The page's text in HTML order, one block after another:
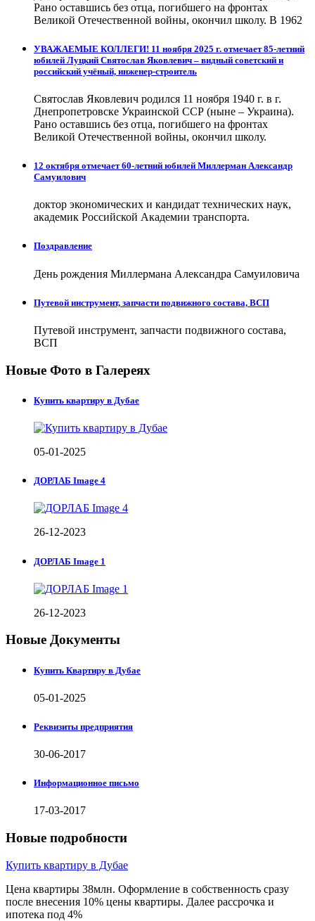
Рано оставшись без отца, погибшего на фронтах
Великой Отечественной войны, окончил школу. В 1962
УВАЖАЕМЫЕ КОЛЛЕГИ! 11 ноября 2025 г. отмечает 85-летний
юбилей Луцкий Святослав Яковлевич – видный советский и
российский учёный, инженер-строитель
Святослав Яковлевич родился 11 ноября 1940 г. в г.
Днепропетровске Украинской ССР (ныне – Украина).
Рано оставшись без отца, погибшего на фронтах
Великой Отечественной войны, окончил школу.
12 октября отмечает 60-летний юбилей Миллерман Александр
Самуилович
доктор экономических и кандидат технических наук,
академик Российской Академии транспорта.
Поздравление
День рождения Миллермана Александра Самуиловича
Путевой инструмент, запчасти подвижного состава, ВСП
Путевой инструмент, запчасти подвижного состава,
ВСП
Новые Фото в Галереях
Купить квартиру в Дубае
05-01-2025
ДОРЛАБ Image 4
26-12-2023
ДОРЛАБ Image 1
26-12-2023
Новые Документы
Купить Квартиру в Дубае
05-01-2025
Реквизиты предприятия
30-06-2017
Информационное письмо
17-03-2017
Новые подробности
Купить квартиру в Дубае
Цена квартиры 38млн. Оформление в собственность сразу
после внесения 10% цены квартиры. Далее рассрочка и
ипотека под 4%